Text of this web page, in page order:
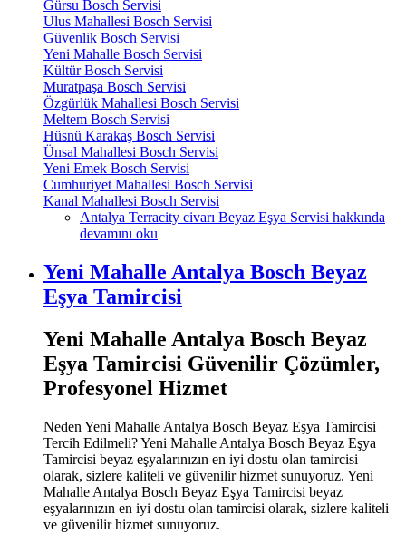
Gürsu Bosch Servisi
Ulus Mahallesi Bosch Servisi
Güvenlik Bosch Servisi
Yeni Mahalle Bosch Servisi
Kültür Bosch Servisi
Muratpaşa Bosch Servisi
Özgürlük Mahallesi Bosch Servisi
Meltem Bosch Servisi
Hüsnü Karakaş Bosch Servisi
Ünsal Mahallesi Bosch Servisi
Yeni Emek Bosch Servisi
Cumhuriyet Mahallesi Bosch Servisi
Kanal Mahallesi Bosch Servisi
Antalya Terracity civarı Beyaz Eşya Servisi hakkında
devamını oku
Yeni Mahalle Antalya Bosch Beyaz
Eşya Tamircisi
Yeni Mahalle Antalya Bosch Beyaz
Eşya Tamircisi Güvenilir Çözümler,
Profesyonel Hizmet
Neden Yeni Mahalle Antalya Bosch Beyaz Eşya Tamircisi
Tercih Edilmeli? Yeni Mahalle Antalya Bosch Beyaz Eşya
Tamircisi beyaz eşyalarınızın en iyi dostu olan tamircisi
olarak, sizlere kaliteli ve güvenilir hizmet sunuyoruz. Yeni
Mahalle Antalya Bosch Beyaz Eşya Tamircisi beyaz
eşyalarınızın en iyi dostu olan tamircisi olarak, sizlere kaliteli
ve güvenilir hizmet sunuyoruz.